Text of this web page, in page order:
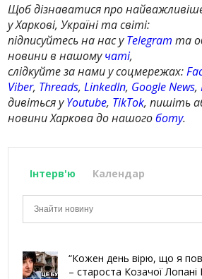
Щоб дізнаватися про
у Харкові, Україні та світі:
підписуйтесь на нас уTelegram та
новини в нашомучаті,
слідкуйте за нами у соцмережах:
Viber, Threads,LinkedIn, Google News,
дивіться уYoutube, TikTok, пишіть
новини Харкова до нашогоботу.
Інтерв'ю Календар
“Кожен день вірю, що я
– староста Козачої Лопані